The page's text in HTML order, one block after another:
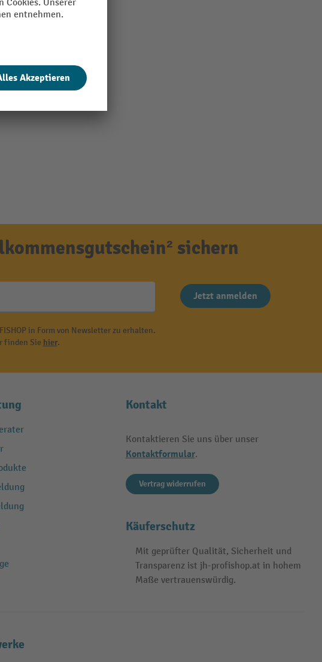
sichern
Jetzt anmelden
in Form von Newsletter zu erhalten.
finden Sie hier.
Kontakt
Kontaktieren Sie uns über unser
Kontaktformular.
Vertrag widerrufen
Käuferschutz
Mit geprüfter Qualität, Sicherheit und
Transparenz ist jh-profishop.at in hohem
Maße vertrauenswürdig.